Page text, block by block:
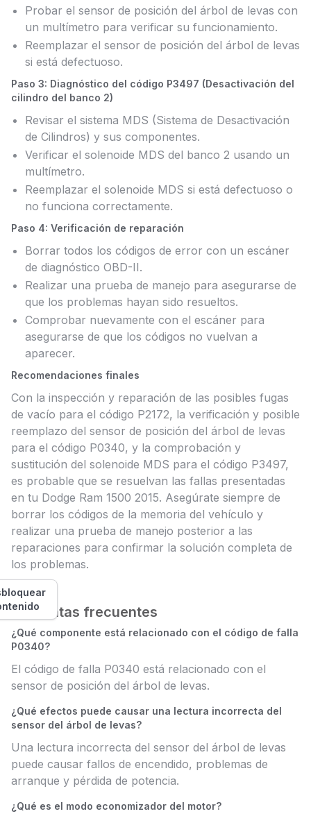
Probar el sensor de posición del árbol de levas con
un multímetro para verificar su funcionamiento.
Reemplazar el sensor de posición del árbol de levas
si está defectuoso.
Paso 3: Diagnóstico del código P3497 (Desactivación del
cilindro del banco 2)
Revisar el sistema MDS (Sistema de Desactivación
de Cilindros) y sus componentes.
Verificar el solenoide MDS del banco 2 usando un
multímetro.
Reemplazar el solenoide MDS si está defectuoso o
no funciona correctamente.
Paso 4: Verificación de reparación
Borrar todos los códigos de error con un escáner
de diagnóstico OBD-II.
Realizar una prueba de manejo para asegurarse de
que los problemas hayan sido resueltos.
Comprobar nuevamente con el escáner para
asegurarse de que los códigos no vuelvan a
aparecer.
Recomendaciones finales
Con la inspección y reparación de las posibles fugas
de vacío para el código P2172, la verificación y posible
reemplazo del sensor de posición del árbol de levas
para el código P0340, y la comprobación y
sustitución del solenoide MDS para el código P3497,
es probable que se resuelvan las fallas presentadas
en tu Dodge Ram 1500 2015. Asegúrate siempre de
borrar los códigos de la memoria del vehículo y
realizar una prueba de manejo posterior a las
reparaciones para confirmar la solución completa de
los problemas.
Preguntas frecuentes
¿Qué componente está relacionado con el código de falla
P0340?
El código de falla P0340 está relacionado con el
sensor de posición del árbol de levas.
¿Qué efectos puede causar una lectura incorrecta del
sensor del árbol de levas?
Una lectura incorrecta del sensor del árbol de levas
puede causar fallos de encendido, problemas de
arranque y pérdida de potencia.
¿Qué es el modo economizador del motor?